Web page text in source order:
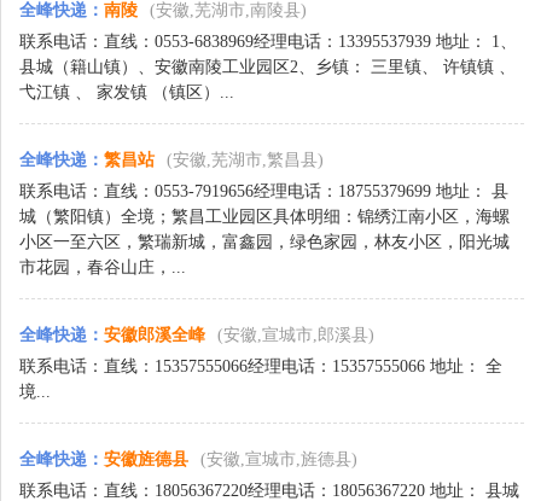
全峰快递 ： 南陵
(安徽,芜湖市,南陵县)
联系电话：直线：0553-6838969经理电话：13395537939 地址： 1、
县城（籍山镇）、安徽南陵工业园区2、乡镇： 三里镇、 许镇镇 、
弋江镇 、 家发镇 （镇区）...
全峰快递 ： 繁昌站
(安徽,芜湖市,繁昌县)
联系电话：直线：0553-7919656经理电话：18755379699 地址： 县
城（繁阳镇）全境；繁昌工业园区具体明细：锦绣江南小区，海螺
小区一至六区，繁瑞新城，富鑫园，绿色家园，林友小区，阳光城
市花园，春谷山庄，...
全峰快递 ： 安徽郎溪全峰
(安徽,宣城市,郎溪县)
联系电话：直线：15357555066经理电话：15357555066 地址： 全
境...
全峰快递 ： 安徽旌德县
(安徽,宣城市,旌德县)
联系电话：直线：18056367220经理电话：18056367220 地址： 县城